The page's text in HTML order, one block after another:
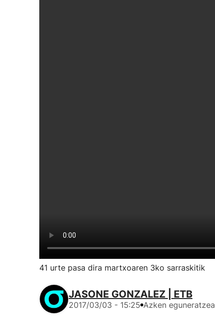
41 urte pasa dira martxoaren 3ko sarraskitik
JASONE GONZALEZ | ETB
2017/03/03 - 15:25 Azken eguneratzea